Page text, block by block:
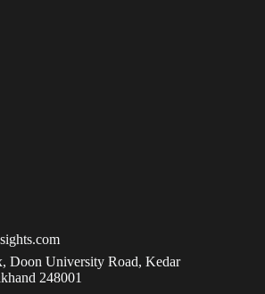
Doon University Road, Kedar
248001